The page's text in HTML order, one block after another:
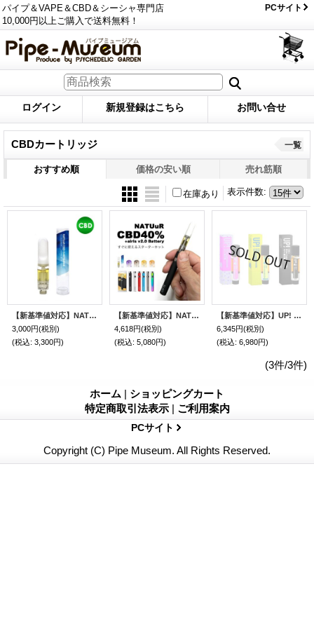
パイプ＆VAPE＆CBD＆シーシャ専門店
10,000円以上ご購入で送料無料！
PCサイト
ログイン 新規登録はこちら お問い合せ
CBDカートリッジ 一覧
おすすめ順 価格の安い順 売れ筋順
表示件数:
在庫あり
【新基準値対応】NATUuR CBD40％ ナチュール CBD リキッド カートリッジ（CBD40%含有）
3,000円(税別)
(税込: 3,300円)
【新基準値対応】NATUuR ナチュール CBD40% リキッド 0.5ml ヴェポライザーセット（CBD40% 配合）
4,618円(税別)
(税込: 5,080円)
【新基準値対応】UP! - CBG リキッド カートリッジ 1ml（CBG42% CBD10%含有）
6,345円(税別)
(税込: 6,980円)
(3件/3件)
ホーム | ショッピングカート
特定商取引法表示 | ご利用案内
PCサイト
Copyright (C) Pipe Museum. All Rights Reserved.